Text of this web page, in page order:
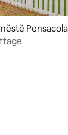
Pensacola